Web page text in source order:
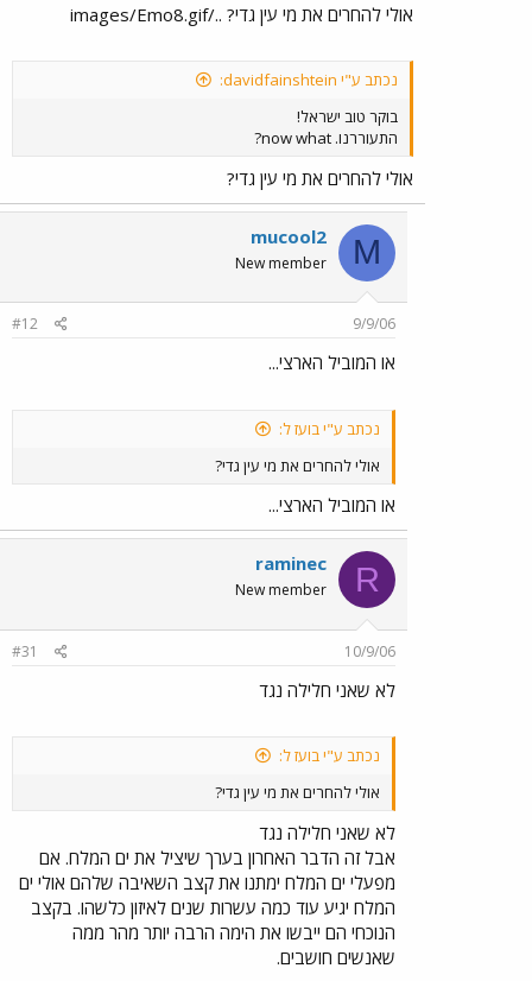
אולי להחרים את מי עין גדי? ../images/Emo8.gif
נכתב ע"י davidfainshtein:
בוקר טוב ישראל!
התעוררנו. now what?
אולי להחרים את מי עין גדי?
M
mucool2
New member
9/9/06
#12
או המוביל הארצי...
נכתב ע"י בועז ל:
אולי להחרים את מי עין גדי?
או המוביל הארצי...
R
raminec
New member
10/9/06
#31
לא שאני חלילה נגד
נכתב ע"י בועז ל:
אולי להחרים את מי עין גדי?
לא שאני חלילה נגד
אבל זה הדבר האחרון בערך שיציל את ים המלח. אם
מפעלי ים המלח ימתנו את קצב השאיבה שלהם אולי ים
המלח יגיע עוד כמה עשרות שנים לאיזון כלשהו. בקצב
הנוכחי הם ייבשו את הימה הרבה יותר מהר ממה
שאנשים חושבים.